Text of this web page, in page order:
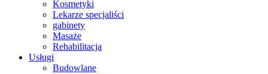
Kosmetyki
Lekarze specjaliści
gabinety
Masaże
Rehabilitacja
Usługi
Budowlane